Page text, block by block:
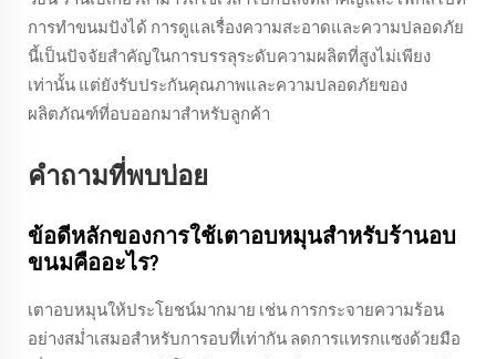
การทำขนมปังได้ การดูแลเรื่องความสะอาดและความปลอดภัย
นี้เป็นปัจจัยสำคัญในการบรรลุระดับความผลิตที่สูงไม่เพียง
เท่านั้น แต่ยังรับประกันคุณภาพและความปลอดภัยของ
ผลิตภัณฑ์ที่อบออกมาสำหรับลูกค้า
คำถามที่พบบ่อย
ข้อดีหลักของการใช้เตาอบหมุนสำหรับร้านอบ
ขนมคืออะไร?
เตาอบหมุนให้ประโยชน์มากมาย เช่น การกระจายความร้อน
อย่างสม่ำเสมอสำหรับการอบที่เท่ากัน ลดการแทรกแซงด้วยมือ